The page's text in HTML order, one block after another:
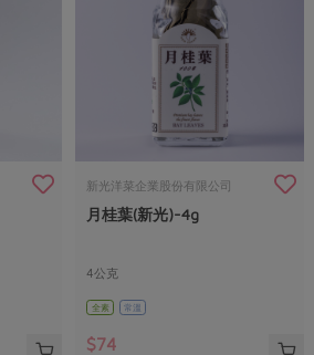
新光洋菜企業股份有限公司
月桂葉(新光)-4g
4公克
全素 常溫
$74